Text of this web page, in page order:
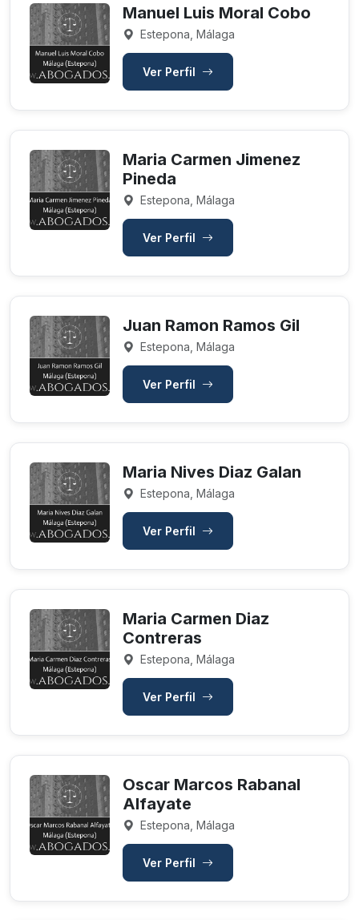
Manuel Luis Moral Cobo
Estepona, Málaga
Ver Perfil
Maria Carmen Jimenez
Pineda
Estepona, Málaga
Ver Perfil
Juan Ramon Ramos Gil
Estepona, Málaga
Ver Perfil
Maria Nives Diaz Galan
Estepona, Málaga
Ver Perfil
Maria Carmen Diaz
Contreras
Estepona, Málaga
Ver Perfil
Oscar Marcos Rabanal
Alfayate
Estepona, Málaga
Ver Perfil